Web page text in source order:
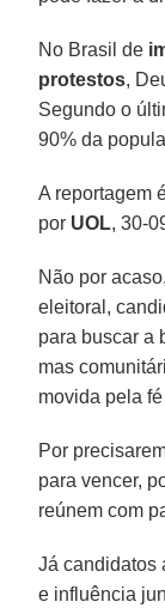
No Brasil de
protestos,
Segundo o
90% da
A reportagem
por UOL, 30-
Não por
eleitoral,
para buscar a
mas
movida pela
Por
para vencer,
reúnem com
Já candidatos
e influência